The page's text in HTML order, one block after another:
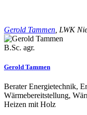
Gerold Tammen , LWK
B.Sc. agr.
Gerold Tammen
Berater Energietechnik,
Wärmebereitstellung,
Heizen mit Holz